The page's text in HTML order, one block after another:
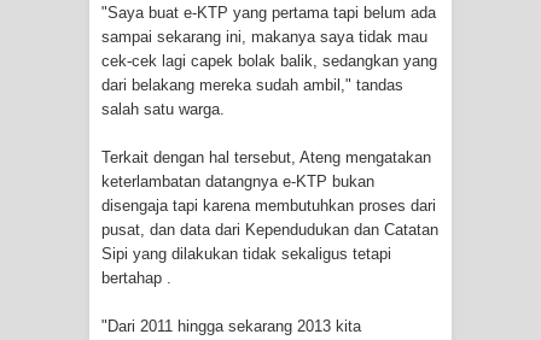
Mama-Mama Pasar Lama Sentani
Protes Tumpukan Sampah dengan
Menghambur ke Tengah Jalan
Polres Jayapura Terima Laporan
Hilangnya Agustina Ester Bonsapia
Marthen Medlama Sebut Pemprov
"Saya buat e-KTP yang pertama tapi belum ada
sampai sekarang ini, makanya saya tidak mau
cek-cek lagi capek bolak balik, sedangkan yang
dari belakang mereka sudah ambil," tandas
salah satu warga.
Terkait dengan hal tersebut, Ateng mengatakan
keterlambatan datangnya e-KTP bukan
disengaja tapi karena membutuhkan proses dari
pusat, dan data dari Kependudukan dan Catatan
Sipi yang dilakukan tidak sekaligus tetapi
bertahap .
"Dari 2011 hingga sekarang 2013 kita